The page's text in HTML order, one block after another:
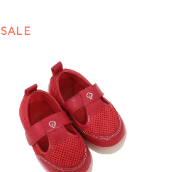
SALE